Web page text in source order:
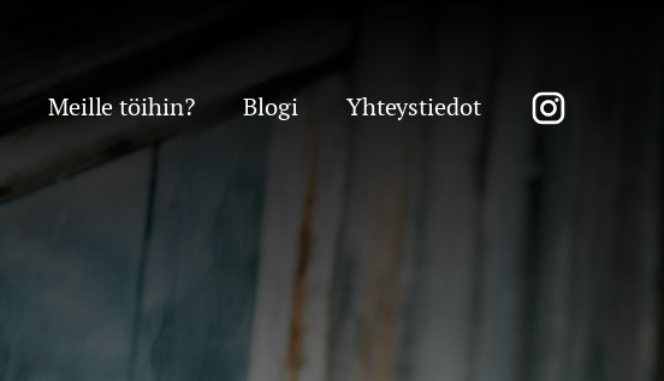
Meille töihin? Blogi Yhteystiedot